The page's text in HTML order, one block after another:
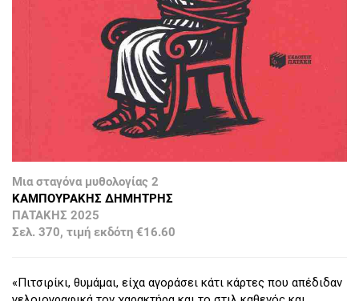
Μια σταγόνα μυθολογίας 2
ΚΑΜΠΟΥΡΑΚΗΣ ΔΗΜΗΤΡΗΣ
ΠΑΤΑΚΗΣ 2025
Σελ. 370, τιμή εκδότη €16.60
«Πιτσιρίκι, θυμάμαι, είχα αγοράσει κάτι κάρτες που απέδιδαν